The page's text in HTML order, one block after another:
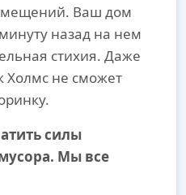
Ваш дом
назад на нем
стихия. Даже
не сможет
силы
Мы все